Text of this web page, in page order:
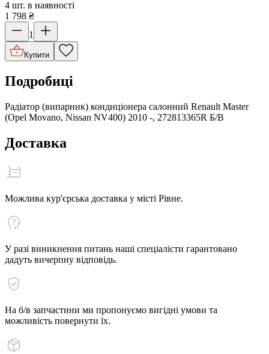
4 шт. в наявності
1 798 ₴
1
Купити
Подробиці
Радіатор (випарник) кондиціонера салонний Renault Master
(Opel Movano, Nissan NV400) 2010 -, 272813365R Б/В
Доставка
Можлива кур'єрська доставка у місті Рівне.
У разі виникнення питань наші спеціалісти гарантовано
дадуть вичерпну відповідь.
На б/в запчастини ми пропонуємо вигідні умови та
можливість повернути їх.